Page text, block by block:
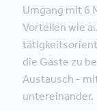
Umgang mit 6
Vorteilen wie
die Gäste zu
Austausch -
untereinander.